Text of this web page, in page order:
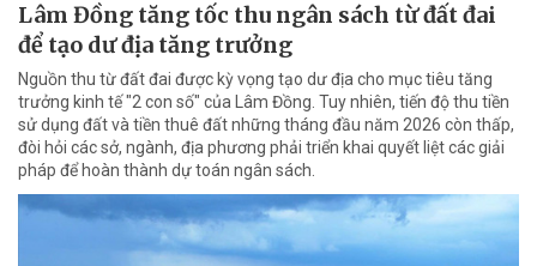
Lâm Đồng tăng tốc thu ngân sách từ đất đai
để tạo dư địa tăng trưởng
Nguồn thu từ đất đai được kỳ vọng tạo dư địa cho mục tiêu tăng
trưởng kinh tế "2 con số" của Lâm Đồng. Tuy nhiên, tiến độ thu tiền
sử dụng đất và tiền thuê đất những tháng đầu năm 2026 còn thấp,
đòi hỏi các sở, ngành, địa phương phải triển khai quyết liệt các giải
pháp để hoàn thành dự toán ngân sách.